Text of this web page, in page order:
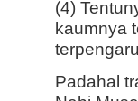
(4)
kaumnya
Padahal